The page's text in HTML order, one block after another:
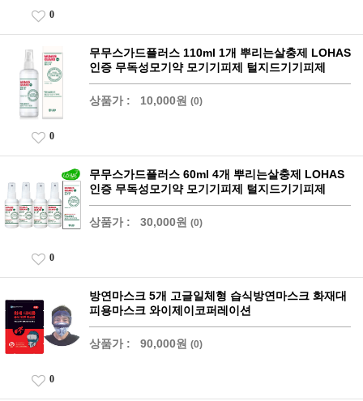
0
무무스가드플러스 110ml 1개 뿌리는살충제 LOHAS
인증 무독성모기약 모기기피제 털지드기기피제
상품가 : 10,000원 (0)
0
무무스가드플러스 60ml 4개 뿌리는살충제 LOHAS
인증 무독성모기약 모기기피제 털지드기기피제
상품가 : 30,000원 (0)
0
방연마스크 5개 고글일체형 습식방연마스크 화재대
피용마스크 와이제이코퍼레이션
상품가 : 90,000원 (0)
0